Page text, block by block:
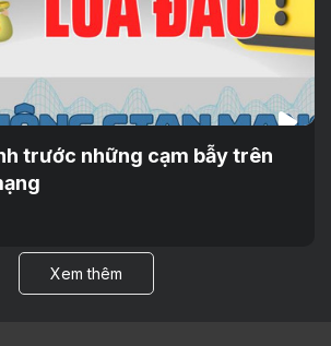
trước những cạm bẫy trên
Xem thêm